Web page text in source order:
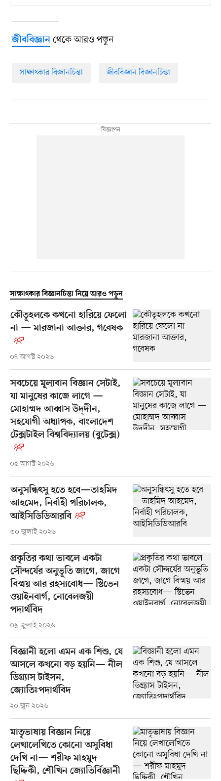
জীববিজ্ঞানথেকে আরও পড়ুন
সাক্ষাৎকার বিজ্ঞানচিন্তা জীববিজ্ঞান বিজ্ঞানচিন্তা
সাক্ষাৎকার বিজ্ঞানচিন্তা নিয়ে আরও পড়ুন
কৌতূহলকে কখনো হারিয়ে ফেলো
না — মারজানা আক্তার, গবেষক
০৭ আগস্ট ২০২৬
সবচেয়ে মূল্যবান বিজ্ঞান সেটাই,
যা মানুষের কাজে লাগে —
মোহাম্মদ আব্বাস উদ্‌দীন,
সহযোগী অধ্যাপক, বাংলাদেশ
টেক্সটাইল বিশ্ববিদ্যালয় (বুটেক্স)
০৫ আগস্ট ২০২৬
অনুসন্ধিৎসু হতে হবে—তাহমিদ
আহমেদ, নির্বাহী পরিচালক,
আইসিডিডিআরবি
৩০ জুলাই ২০২৬
প্রকৃতির কথা ভাবলে একটা
সৌন্দর্যের অনুভূতি জাগে, জাগে
বিস্ময় আর রহস্যবোধ— স্টিভেন
ওয়াইনবার্গ, নোবেলজয়ী
পদার্থবিদ
০৯ জুলাই ২০২৬
বিজ্ঞানী হলো এমন এক শিশু, যে
আসলে কখনো বড় হয়নি— নীল
ডিগ্র্যাস টাইসন,
জ্যোতিঃপদার্থবিদ
২০ জুন ২০২৬
মাতৃভাষায় বিজ্ঞান নিয়ে
লেখালেখিতে কোনো অসুবিধা
দেখি না— শরীফ মাহমুদ
ছিদ্দিকী, শৌখিন জ্যোতির্বিজ্ঞানী